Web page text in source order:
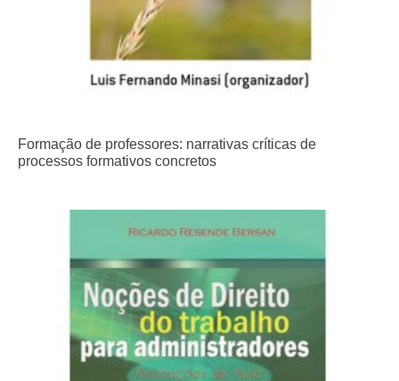
Formação de professores: narrativas críticas de
processos formativos concretos